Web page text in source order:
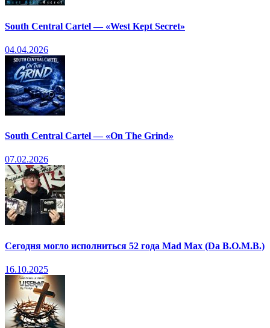
South Central Cartel — «West Kept Secret»
04.04.2026
South Central Cartel — «On The Grind»
07.02.2026
Сегодня могло исполниться 52 года Mad Max (Da B.O.M.B.)
16.10.2025